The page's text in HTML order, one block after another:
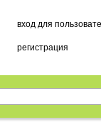
вход для
регистрация